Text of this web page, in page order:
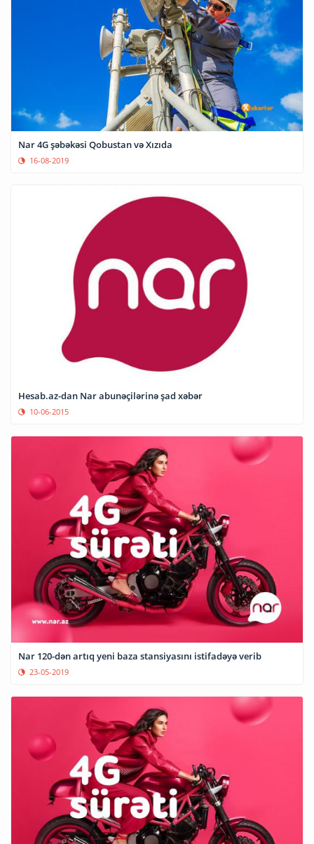
Nar 4G şəbəkəsi Qobustan və Xızıda
16-08-2019
Hesab.az-dan Nar abunəçilərinə şad xəbər
10-06-2015
Nar 120-dən artıq yeni baza stansiyasını istifadəyə verib
23-05-2019